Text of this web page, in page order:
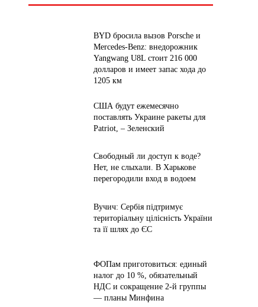
BYD бросила вызов Porsche и
Mercedes-Benz: внедорожник
Yangwang U8L стоит 216 000
долларов и имеет запас хода до
1205 км
США будут ежемесячно
поставлять Украине ракеты для
Patriot, – Зеленский
Свободный ли доступ к воде?
Нет, не слыхали. В Харькове
перегородили вход в водоем
Вучич: Сербія підтримує
територіальну цілісність України
та її шлях до ЄС
ФОПам приготовиться: единый
налог до 10 %, обязательный
НДС и сокращение 2-й группы
— планы Минфина